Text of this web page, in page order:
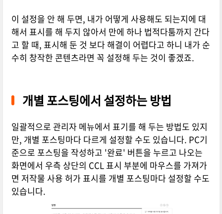
이 설정을 안 해 두면, 내가 어떻게 사용해도 되는지에 대
해서 표시를 해 두지 않아서 만에 하나 법적다툼까지 간다
고 할 때, 표시해 둔 것 보다 해결이 어렵다고 하니 내가 순
수히 창작한 콘텐츠라면 꼭 설정해 두는 것이 좋겠죠.
개별 포스팅에서 설정하는 방법
일괄적으로 관리자 메뉴에서 표기를 해 두는 방법도 있지
만, 개별 포스팅마다 다르게 설정할 수도 있습니다. PC기
준으로 포스팅을 작성하고 '완료' 버튼을 누르고 나오는
화면에서 우측 상단의 CCL 표시 부분에 마우스를 가져가
면 저작물 사용 허가 표시를 개별 포스팅마다 설정할 수도
있습니다.